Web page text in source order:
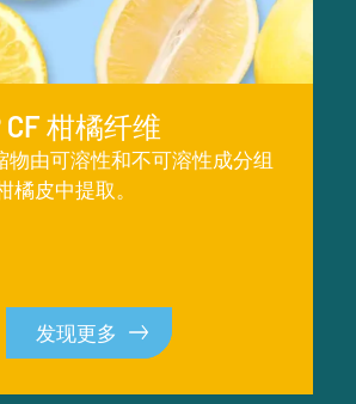
CF 柑橘纤维
物由可溶性和不可溶性成分组
橘皮中提取。
发现更多
发现更多